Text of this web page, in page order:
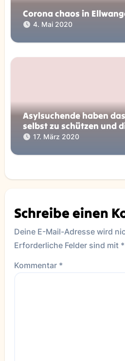
Corona chaos in
4. Mai 2020
Asylsuchende haben
selbst zu schützen und
von Coronavirus
17. März 2020
Schreibe einen
Deine E-Mail-Adresse wird
Erforderliche Felder sind mit *
Kommentar *